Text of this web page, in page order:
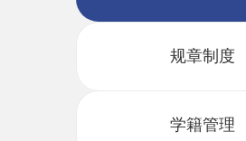
规章制度
学籍管理